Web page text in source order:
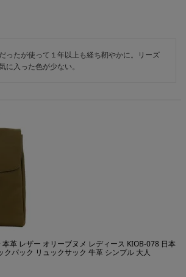
ったが使って１年以上も経ち靭やかに。リーズ
に入った色が少ない。
革 レザー オリーブヌメ レディース KIOB-078 日本
パック リュックサック 牛革 シンプル 大人